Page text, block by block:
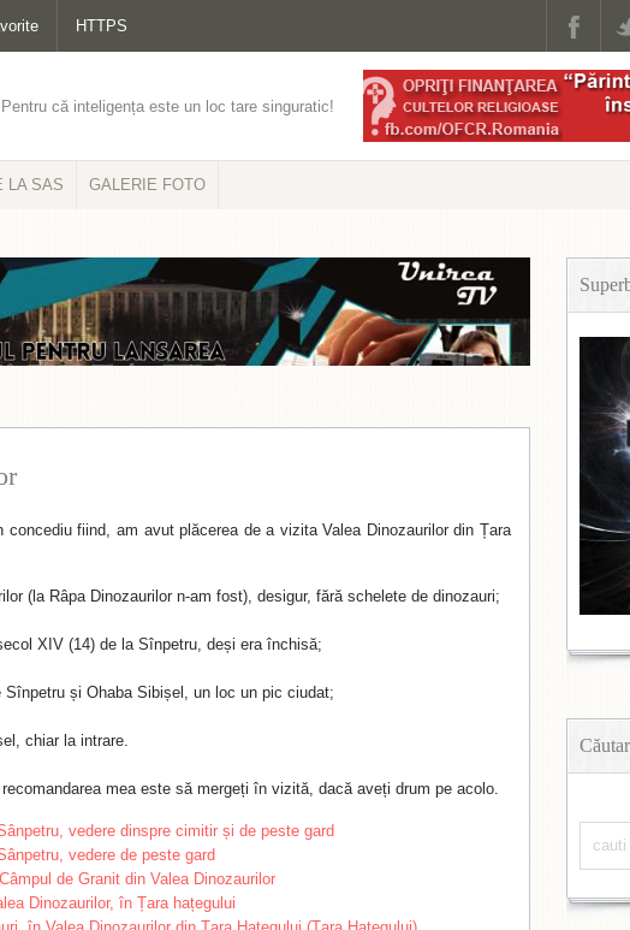
HTTPS
Pentru că inteligența este un loc tare singuratic!
LA SAS GALERIE FOTO
concediu fiind, am avut plăcerea de a vizita Valea Dinozaurilor din Țara
(la Râpa Dinozaurilor n-am fost), desigur, fără schelete de dinozauri;
XIV (14) de la Sînpetru, deși era închisă;
Sînpetru și Ohaba Sibișel, un loc un pic ciudat;
chiar la intrare.
mea este să mergeți în vizită, dacă aveți drum pe acolo.